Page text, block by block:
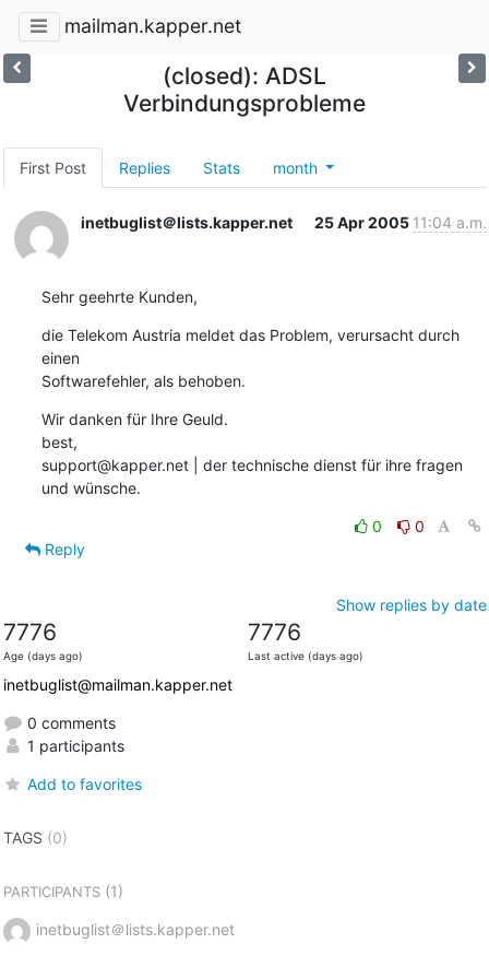
mailman.kapper.net
(closed): ADSL
Verbindungsprobleme
First Post Replies Stats month
inetbuglist＠lists.kapper.net 25 Apr 2005 11:04 a.m.
Sehr geehrte Kunden,
die Telekom Austria meldet das Problem, verursacht durch
einen
Softwarefehler, als behoben.
Wir danken für Ihre Geuld.
best,
support@kapper.net | der technische dienst für ihre fragen
und wünsche.
0
0
Reply
Show replies by date
7776
Age (days ago)
7776
Last active (days ago)
inetbuglist@mailman.kapper.net
0 comments
1 participants
Add to favorites
TAGS (0)
PARTICIPANTS(1)
inetbuglist＠lists.kapper.net